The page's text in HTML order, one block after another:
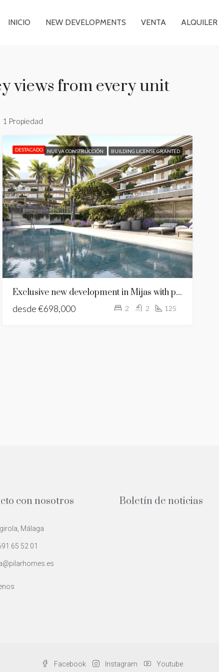
INICIO NEW DEVELOPMENTS VENTA ALQUILER
views from every unit
1 Propiedad
DESTACADO NUEVA CONSTRUCCIÓN BUILDING LICENSE GRANTED
Exclusive new development in Mijas with panoramic sea views
desde€698,000 2 2 125
con nosotros
Málaga
65 52 01
Boletín de noticias
Facebook Instagram Youtube